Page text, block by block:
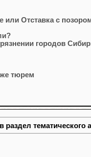
Отставка с
городов
тюрем
раздел тематического